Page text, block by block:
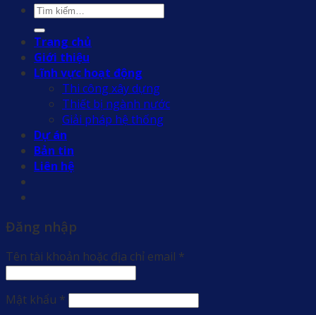
Tìm
kiếm:
Trang chủ
Giới thiệu
Lĩnh vực hoạt động
Thi công xây dựng
Thiết bị ngành nước
Giải pháp hệ thống
Dự án
Bản tin
Liên hệ
Đăng nhập
Tên tài khoản hoặc địa chỉ email *
Mật khẩu * Bắt